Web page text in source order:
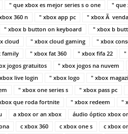
" que xbox es mejor series s o one " que
360 n " xbox app pc
" xbox Ã
" xbox b button on keyboard " xbox b
cloud " xbox cloud gaming " xbox
family " xbox fat 360 " xbox fifa 22
"
jogos gratuitos " xbox jogos na nuvem
live login " xbox logo " xbox
" xbox one series s " xbox pass pc
que roda fortnite " xbox redeem "
a xbox or an xbox áudio óptico xbox
c xbox 360 c xbox one s c xbox